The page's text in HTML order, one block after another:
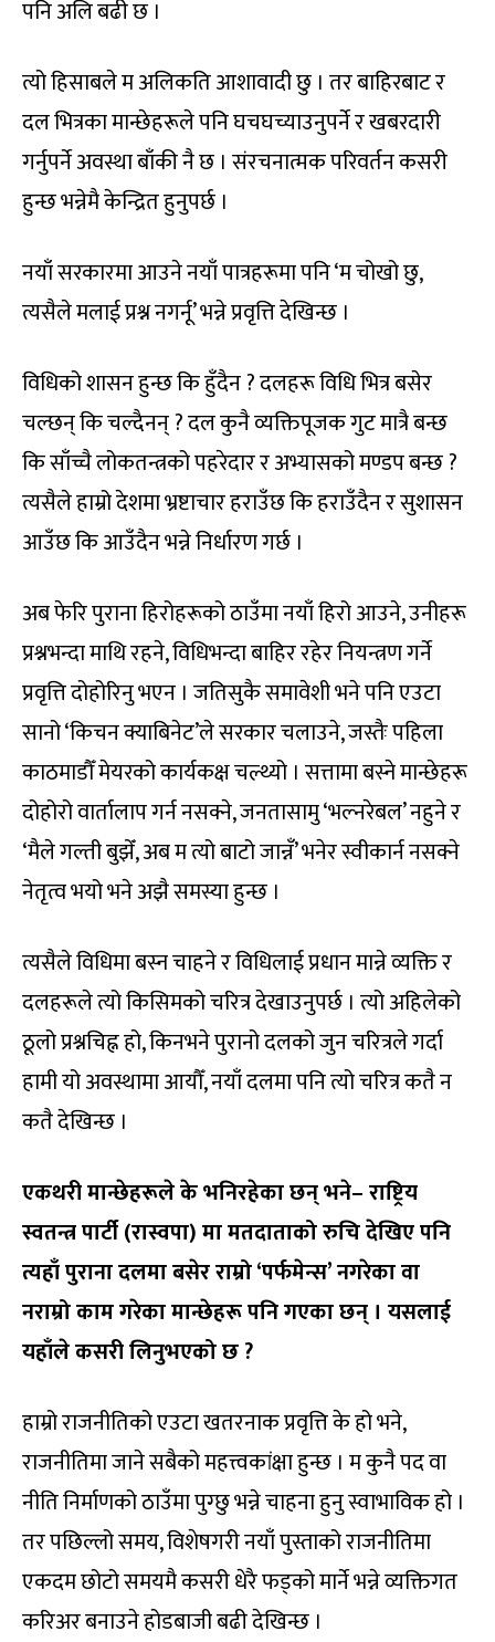
पनि अलि बढी छ ।
त्यो हिसाबले म अलिकति आशावादी छु । तर बाहिरबाट र
दल भित्रका मान्छेहरूले पनि घचघच्याउनुपर्ने र खबरदारी
गर्नुपर्ने अवस्था बाँकी नै छ । संरचनात्मक परिवर्तन कसरी
हुन्छ भन्नेमै केन्द्रित हुनुपर्छ ।
नयाँ सरकारमा आउने नयाँ पात्रहरूमा पनि ‘म चोखो छु,
त्यसैले मलाई प्रश्न नगर्नू’ भन्ने प्रवृत्ति देखिन्छ ।
विधिको शासन हुन्छ कि हुँदैन ? दलहरू विधि भित्र बसेर
चल्छन् कि चल्दैनन् ? दल कुनै व्यक्तिपूजक गुट मात्रै बन्छ
कि साँच्चै लोकतन्त्रको पहरेदार र अभ्यासको मण्डप बन्छ ?
त्यसैले हाम्रो देशमा भ्रष्टाचार हराउँछ कि हराउँदैन र सुशासन
आउँछ कि आउँदैन भन्ने निर्धारण गर्छ ।
अब फेरि पुराना हिरोहरूको ठाउँमा नयाँ हिरो आउने, उनीहरू
प्रश्नभन्दा माथि रहने, विधिभन्दा बाहिर रहेर नियन्त्रण गर्ने
प्रवृत्ति दोहोरिनु भएन । जतिसुकै समावेशी भने पनि एउटा
सानो ‘किचन क्याबिनेट’ले सरकार चलाउने, जस्तैः पहिला
काठमाडौँ मेयरको कार्यकक्ष चल्थ्यो । सत्तामा बस्ने मान्छेहरू
दोहोरो वार्तालाप गर्न नसक्ने, जनतासामु ‘भल्नरेबल’ नहुने र
‘मैले गल्ती बुझेँ, अब म त्यो बाटो जान्नँ’ भनेर स्वीकार्न नसक्ने
नेतृत्व भयो भने अझै समस्या हुन्छ ।
त्यसैले विधिमा बस्न चाहने र विधिलाई प्रधान मान्ने व्यक्ति र
दलहरूले त्यो किसिमको चरित्र देखाउनुपर्छ । त्यो अहिलेको
ठूलो प्रश्नचिह्न हो, किनभने पुरानो दलको जुन चरित्रले गर्दा
हामी यो अवस्थामा आयौँ, नयाँ दलमा पनि त्यो चरित्र कतै न
कतै देखिन्छ ।
एकथरी मान्छेहरूले के भनिरहेका छन् भने–राष्ट्रिय
स्वतन्त्र पार्टी (रास्वपा) मा मतदाताको रुचि देखिए पनि
त्यहाँ पुराना दलमा बसेर राम्रो ‘पर्फमेन्स’ नगरेका वा
नराम्रो काम गरेका मान्छेहरू पनि गएका छन् । यसलाई
यहाँले कसरी लिनुभएको छ?
हाम्रो राजनीतिको एउटा खतरनाक प्रवृत्ति के हो भने,
राजनीतिमा जाने सबैको महत्त्वकांक्षा हुन्छ । म कुनै पद वा
नीति निर्माणको ठाउँमा पुग्छु भन्ने चाहना हुनु स्वाभाविक हो ।
तर पछिल्लो समय, विशेषगरी नयाँ पुस्ताको राजनीतिमा
एकदम छोटो समयमै कसरी धेरै फड्को मार्ने भन्ने व्यक्तिगत
करिअर बनाउने होडबाजी बढी देखिन्छ ।